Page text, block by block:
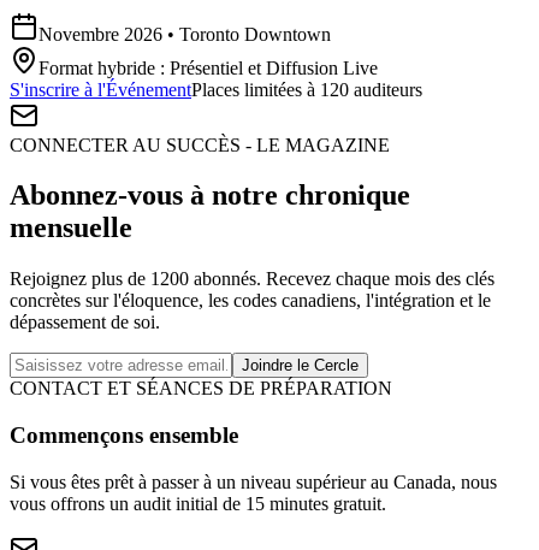
Novembre 2026 • Toronto Downtown
Format hybride : Présentiel et Diffusion Live
S'inscrire à l'ÉvénementPlaces limitées à 120 auditeurs
CONNECTER AU SUCCÈS - LE MAGAZINE
Abonnez-vous à notre chronique
mensuelle
Rejoignez plus de 1200 abonnés. Recevez chaque mois des clés
concrètes sur l'éloquence, les codes canadiens, l'intégration et le
dépassement de soi.
Joindre le Cercle
CONTACT ET SÉANCES DE PRÉPARATION
Commençons ensemble
Si vous êtes prêt à passer à un niveau supérieur au Canada, nous
vous offrons un audit initial de 15 minutes gratuit.